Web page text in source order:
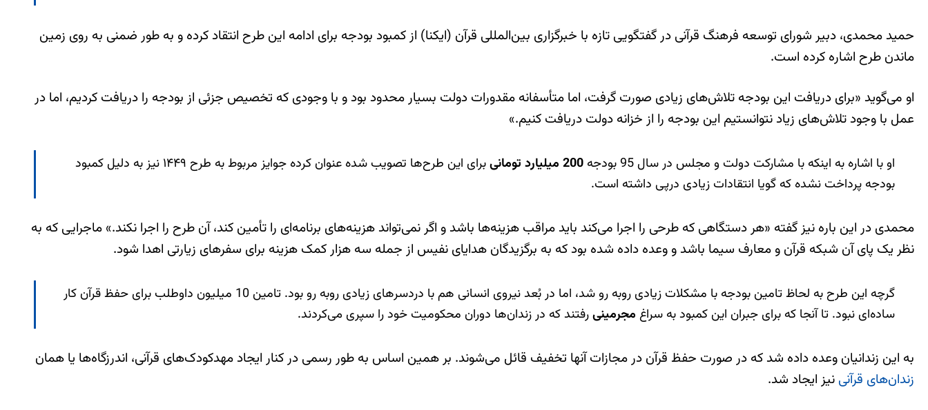
حمید محمدی، دبیر شورای توسعه فرهنگ قرآنی در گفتگویی تازه با خبرگزاری بین‌المللی قرآن (ایکنا) از کمبود بودجه برای ادامه این طرح انتقاد کرده و به طور ضمنی به روی زمین
ماندن طرح اشاره کرده است.
او می‌گوید «برای دریافت این بودجه تلاش‌های زیادی صورت گرفت، اما متأسفانه مقدورات دولت بسیار محدود بود و با وجودی که تخصیص جزئی از بودجه را دریافت کردیم، اما در
عمل با وجود تلاش‌های زیاد نتوانستیم این بودجه را از خزانه دولت دریافت کنیم.»
او با اشاره به اینکه با مشارکت دولت و مجلس در سال 95 بودجه 200 میلیارد تومانی
برای این طرح‌ها تصویب شده عنوان کرده جوایز مربوط به طرح ۱۴۴۹ نیز به دلیل کمبود
بودجه پرداخت نشده که گویا انتقادات زیادی درپی داشته است.
محمدی در این باره نیز گفته «هر دستگاهی که طرحی را اجرا می‌کند باید مراقب هزینه‌ها باشد و اگر نمی‌تواند هزینه‌های برنامه‌ای را تأمین کند، آن طرح را اجرا نکند.» ماجرایی که به
نظر یک پای آن شبکه قرآن و معارف سیما باشد و وعده داده شده بود که به برگزیدگان هدایای نفیس از جمله سه هزار کمک هزینه برای سفرهای زیارتی اهدا شود.
گرچه این طرح به لحاظ تامین بودجه با مشکلات زیادی روبه رو شد، اما در بُعد نیروی انسانی هم با دردسرهای زیادی روبه رو بود. تامین 10 میلیون داوطلب برای حفظ قرآن کار
ساده‌ای نبود. تا آنجا که برای جبران این کمبود به سراغ مجرمینیرفتند که در زندان‌ها دوران محکومیت خود را سپری می‌کردند.
به این زندانیان وعده داده شد که در صورت حفظ قرآن در مجازات آنها تخفیف قائل می‌شوند. بر همین اساس به طور رسمی در کنار ایجاد مهدکودک‌های قرآنی، اندرزگاه‌ها یا همان
زندان‌های قرآنی نیز ایجاد شد.